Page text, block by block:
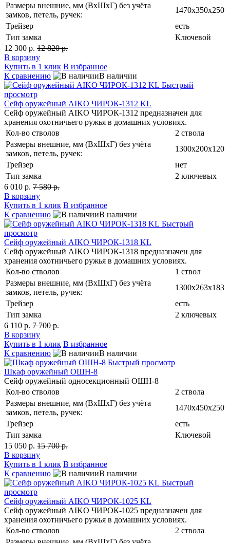
Размеры внешние, мм (ВхШхГ) без учёта
замков, петель, ручек:
1470х350х250
Трейзер
есть
Тип замка
Ключевой
12 300 р. 12 820 р.
В корзину
Купить в 1 клик В избранное
К сравнению
В наличии
Быстрый
просмотр
Сейф оружейный AIKO ЧИРОК-1312 KL
Сейф оружейный AIKO ЧИРОК-1312 предназначен для
хранения охотничьего ружья в домашних условиях.
Кол-во стволов
2 ствола
Размеры внешние, мм (ВхШхГ) без учёта
замков, петель, ручек:
1300x200x120
Трейзер
нет
Тип замка
2 ключевых
6 010 р. 7 580 р.
В корзину
Купить в 1 клик В избранное
К сравнению
В наличии
Быстрый
просмотр
Сейф оружейный AIKO ЧИРОК-1318 KL
Сейф оружейный AIKO ЧИРОК-1318 предназначен для
хранения охотничьего ружья в домашних условиях.
Кол-во стволов
1 ствол
Размеры внешние, мм (ВхШхГ) без учёта
замков, петель, ручек:
1300x263x183
Трейзер
есть
Тип замка
2 ключевых
6 110 р. 7 700 р.
В корзину
Купить в 1 клик В избранное
К сравнению
В наличии
Быстрый просмотр
Шкаф оружейный ОШН-8
Сейф оружейный односекционный ОШН-8
Кол-во стволов
2 ствола
Размеры внешние, мм (ВхШхГ) без учёта
замков, петель, ручек:
1470х450х250
Трейзер
есть
Тип замка
Ключевой
15 050 р. 15 700 р.
В корзину
Купить в 1 клик В избранное
К сравнению
В наличии
Быстрый
просмотр
Сейф оружейный AIKO ЧИРОК-1025 KL
Сейф оружейный AIKO ЧИРОК-1025 предназначен для
хранения охотничьего ружья в домашних условиях.
Кол-во стволов
2 ствола